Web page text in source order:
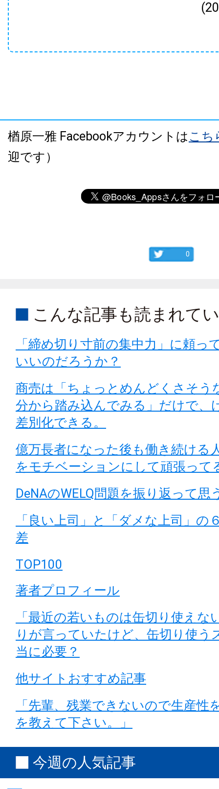
楢原一雅 Facebookアカウントは こち
迎です）
0
こんな記事も読まれて
「締め切り寸前の集中力」に頼っ
いいのだろうか？
商売は「ちょっとめんどくさそう
分から踏み込んでみる」だけで、
差別化できる。
億万長者になった後も働き続ける
をモチベーションにして頑張って
DeNAのWELQ問題を振り返って思
「良い上司」と「ダメな上司」の
差
TOP100
著者プロフィール
「最近の若いものは缶切り使えな
りが言っていたけど、缶切り使う
当に必要？
他サイトおすすめ記事
「先輩、残業できないので生産性
を教えて下さい。」
今週の人気記事